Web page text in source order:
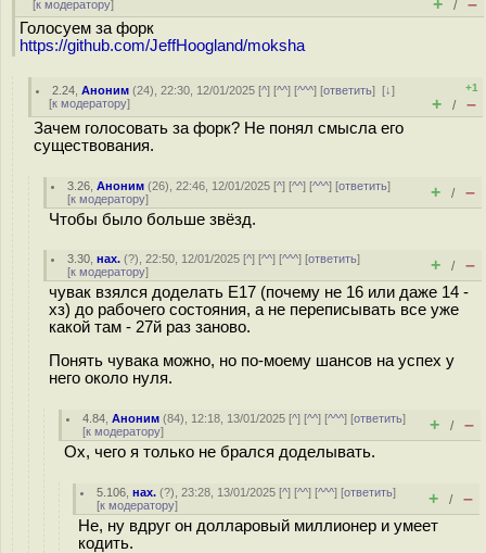
[к модератору] + / –
Голосуем за форк
https://github.com/JeffHoogland/moksha
2.24 ,Аноним (24), 22:30, 12/01/2025 [^] [^^] [^^^] [ответить][↓]
[к модератору]
+1
+ / –
Зачем голосовать за форк? Не понял смысла его
существования.
3.26 ,Аноним (26), 22:46, 12/01/2025 [^] [^^] [^^^] [ответить]
[к модератору] + / –
Чтобы было больше звёзд.
3.30 ,нах. (?), 22:50, 12/01/2025 [^] [^^] [^^^] [ответить]
[к модератору] + / –
чувак взялся доделать E17 (почему не 16 или даже 14 -
хз) до рабочего состояния, а не переписывать все уже
какой там - 27й раз заново.
Понять чувака можно, но по-моему шансов на успех у
него около нуля.
4.84 ,Аноним (84), 12:18, 13/01/2025 [^] [^^] [^^^] [ответить]
[к модератору] + / –
Ох, чего я только не брался доделывать.
5.106 ,нах. (?), 23:28, 13/01/2025 [^] [^^] [^^^] [ответить]
[к модератору] + / –
Не, ну вдруг он долларовый миллионер и умеет
кодить.